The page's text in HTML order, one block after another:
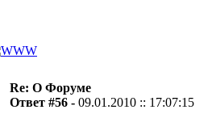
Re: О Форуме
Ответ #56 -09.01.2010 :: 17:07:15